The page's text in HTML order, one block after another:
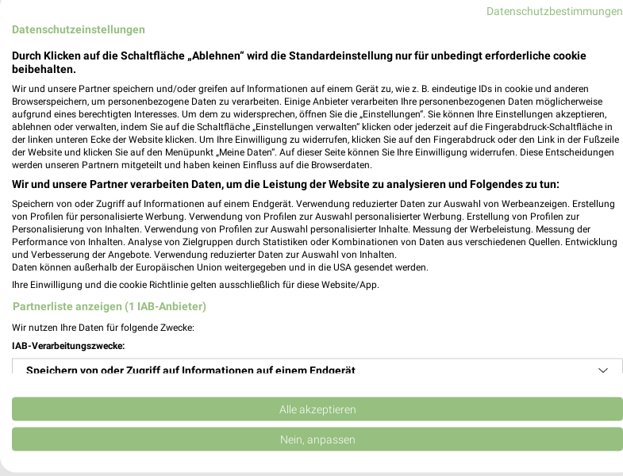
Shoe4You Filialen & Öffnungszeiten für Gründau-Lieblos
SIEMES Schuhcenter - aktueller Online Prospekt für Maintal
Skywalker Sports GmbH Filialen & Öffnungszeiten
Sonderpreis Baumarkt Prospekte & Angebote für Bad Orb
Sport 2000 Prospekte, Angebote & Aktionen
SportScheck Prospekte, Angebote & Aktionen für Frankfurt
Datenschutzbestimmungen
Datenschutzeinstellungen
Durch Klicken auf die Schaltfläche „Ablehnen“ wird die Standardeinstellung nur für unbedingt erforderliche cookie
beibehalten.
Wir und unsere Partner speichern und/oder greifen auf Informationen auf einem Gerät zu, wie z. B. eindeutige IDs in cookie und anderen
Browserspeichern, um personenbezogene Daten zu verarbeiten. Einige Anbieter verarbeiten Ihre personenbezogenen Daten möglicherweise
aufgrund eines berechtigten Interesses. Um dem zu widersprechen, öffnen Sie die „Einstellungen“. Sie können Ihre Einstellungen akzeptieren,
ablehnen oder verwalten, indem Sie auf die Schaltfläche „Einstellungen verwalten“ klicken oder jederzeit auf die Fingerabdruck-Schaltfläche in
der linken unteren Ecke der Website klicken. Um Ihre Einwilligung zu widerrufen, klicken Sie auf den Fingerabdruck oder den Link in der Fußzeile
der Website und klicken Sie auf den Menüpunkt „Meine Daten“. Auf dieser Seite können Sie Ihre Einwilligung widerrufen. Diese Entscheidungen
werden unseren Partnern mitgeteilt und haben keinen Einfluss auf die Browserdaten.
Wir und unsere Partner verarbeiten Daten, um die Leistung der Website zu analysieren und Folgendes zu tun:
Speichern von oder Zugriff auf Informationen auf einem Endgerät. Verwendung reduzierter Daten zur Auswahl von Werbeanzeigen. Erstellung
von Profilen für personalisierte Werbung. Verwendung von Profilen zur Auswahl personalisierter Werbung. Erstellung von Profilen zur
Personalisierung von Inhalten. Verwendung von Profilen zur Auswahl personalisierter Inhalte. Messung der Werbeleistung. Messung der
Performance von Inhalten. Analyse von Zielgruppen durch Statistiken oder Kombinationen von Daten aus verschiedenen Quellen. Entwicklung
und Verbesserung der Angebote. Verwendung reduzierter Daten zur Auswahl von Inhalten.
Daten können außerhalb der Europäischen Union weitergegeben und in die USA gesendet werden.
Ihre Einwilligung und die cookie Richtlinie gelten ausschließlich für diese Website/App.
Partnerliste anzeigen (1 IAB-Anbieter)
Wir nutzen Ihre Daten für folgende Zwecke:
IAB-Verarbeitungszwecke:
Speichern von oder Zugriff auf Informationen auf einem Endgerät
Verwendung reduzierter Daten zur Auswahl von Werbeanzeigen
Erstellung von Profilen für personalisierte Werbung
Alle akzeptieren
Nein, anpassen